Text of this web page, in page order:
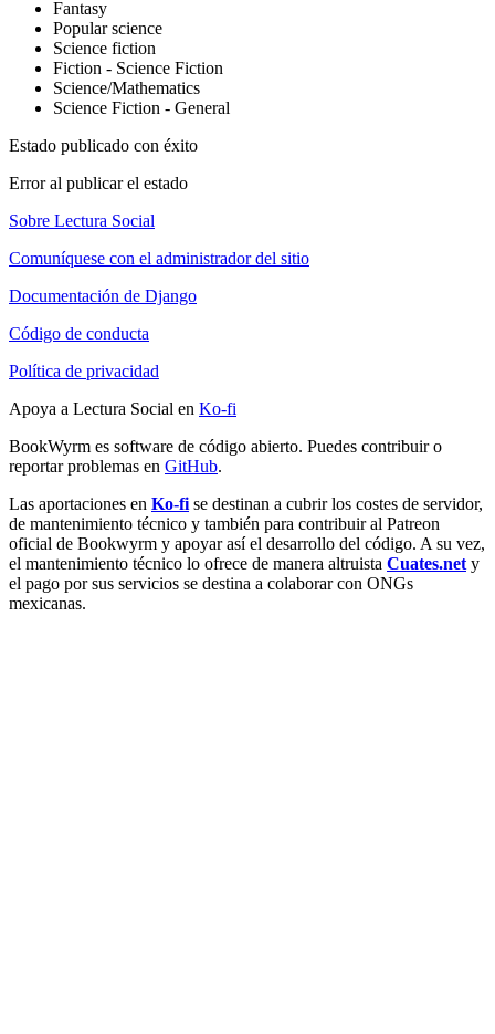
Fantasy
Popular science
Science fiction
Fiction - Science Fiction
Science/Mathematics
Science Fiction - General
Estado publicado con éxito
Error al publicar el estado
Sobre Lectura Social
Comuníquese con el administrador del sitio
Documentación de Django
Código de conducta
Política de privacidad
Apoya a Lectura Social en Ko-fi
BookWyrm es software de código abierto. Puedes contribuir o
reportar problemas en GitHub.
Las aportaciones en Ko-fi se destinan a cubrir los costes de servidor,
de mantenimiento técnico y también para contribuir al Patreon
oficial de Bookwyrm y apoyar así el desarrollo del código. A su vez,
el mantenimiento técnico lo ofrece de manera altruista Cuates.net y
el pago por sus servicios se destina a colaborar con ONGs
mexicanas.